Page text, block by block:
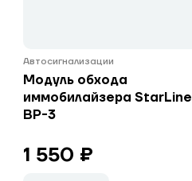
Автосигнализации
Модуль обхода
иммобилайзера StarLine
BP-3
1 550 ₽